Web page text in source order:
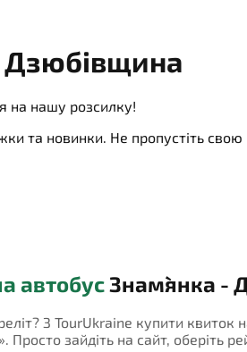
Дзюбівщина
на нашу розсилку!
та новинки. Не пропустіть
автобусЗнам`янка -
З TourUkraine купити
зайдіть на сайт, оберіть